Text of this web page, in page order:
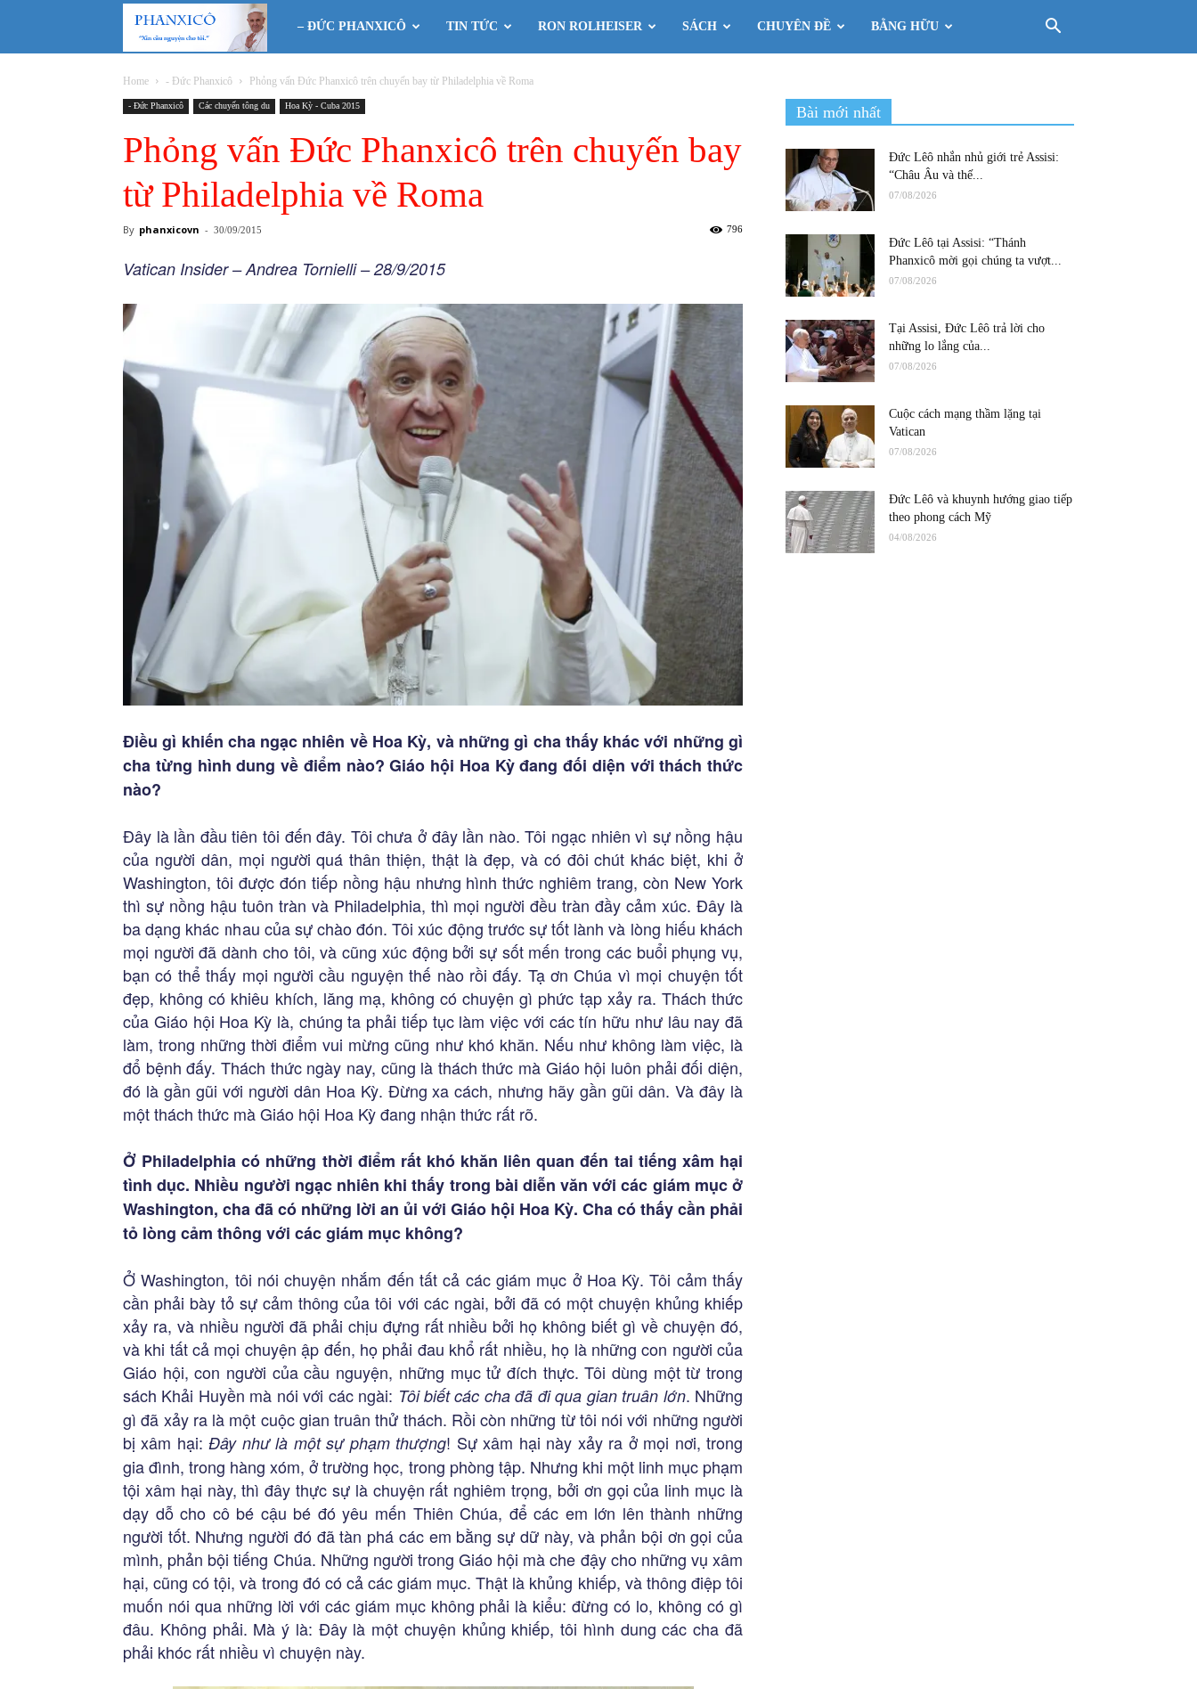
Phanxicô
– ĐỨC PHANXICÔ TIN TỨC RON ROLHEISER SÁCH CHUYÊN ĐỀ BẰNG HỮU
Home - Đức Phanxicô Phỏng vấn Đức Phanxicô trên chuyến bay từ Philadelphia về Roma
- Đức Phanxicô Các chuyến tông du Hoa Kỳ - Cuba 2015
Phỏng vấn Đức Phanxicô trên chuyến bay
từ Philadelphia về Roma
By phanxicovn - 30/09/2015 796
Vatican Insider – Andrea Tornielli – 28/9/2015
Điều gì khiến cha ngạc nhiên về Hoa Kỳ, và những gì cha thấy khác với những gì
cha từng hình dung về điểm nào? Giáo hội Hoa Kỳ đang đối diện với thách thức
nào?
Đây là lần đầu tiên tôi đến đây. Tôi chưa ở đây lần nào. Tôi ngạc nhiên vì sự nồng hậu
của người dân, mọi người quá thân thiện, thật là đẹp, và có đôi chút khác biệt, khi ở
Washington, tôi được đón tiếp nồng hậu nhưng hình thức nghiêm trang, còn New York
thì sự nồng hậu tuôn tràn và Philadelphia, thì mọi người đều tràn đầy cảm xúc. Đây là
ba dạng khác nhau của sự chào đón. Tôi xúc động trước sự tốt lành và lòng hiếu khách
mọi người đã dành cho tôi, và cũng xúc động bởi sự sốt mến trong các buổi phụng vụ,
bạn có thể thấy mọi người cầu nguyện thế nào rồi đấy. Tạ ơn Chúa vì mọi chuyện tốt
đẹp, không có khiêu khích, lăng mạ, không có chuyện gì phức tạp xảy ra. Thách thức
của Giáo hội Hoa Kỳ là, chúng ta phải tiếp tục làm việc với các tín hữu như lâu nay đã
làm, trong những thời điểm vui mừng cũng như khó khăn. Nếu như không làm việc, là
đổ bệnh đấy. Thách thức ngày nay, cũng là thách thức mà Giáo hội luôn phải đối diện,
đó là gần gũi với người dân Hoa Kỳ. Đừng xa cách, nhưng hãy gần gũi dân. Và đây là
một thách thức mà Giáo hội Hoa Kỳ đang nhận thức rất rõ.
Ở Philadelphia có những thời điểm rất khó khăn liên quan đến tai tiếng xâm hại
tình dục. Nhiều người ngạc nhiên khi thấy trong bài diễn văn với các giám mục ở
Washington, cha đã có những lời an ủi với Giáo hội Hoa Kỳ. Cha có thấy cần phải
tỏ lòng cảm thông với các giám mục không?
Ở Washington, tôi nói chuyện nhắm đến tất cả các giám mục ở Hoa Kỳ. Tôi cảm thấy
cần phải bày tỏ sự cảm thông của tôi với các ngài, bởi đã có một chuyện khủng khiếp
xảy ra, và nhiều người đã phải chịu đựng rất nhiều bởi họ không biết gì về chuyện đó,
và khi tất cả mọi chuyện ập đến, họ phải đau khổ rất nhiều, họ là những con người của
Giáo hội, con người của cầu nguyện, những mục tử đích thực. Tôi dùng một từ trong
sách Khải Huyền mà nói với các ngài: Tôi biết các cha đã đi qua gian truân lớn. Những
gì đã xảy ra là một cuộc gian truân thử thách. Rồi còn những từ tôi nói với những người
bị xâm hại:Đây như là một sự phạm thượng! Sự xâm hại này xảy ra ở mọi nơi, trong
gia đình, trong hàng xóm, ở trường học, trong phòng tập. Nhưng khi một linh mục phạm
tội xâm hại này, thì đây thực sự là chuyện rất nghiêm trọng, bởi ơn gọi của linh mục là
dạy dỗ cho cô bé cậu bé đó yêu mến Thiên Chúa, để các em lớn lên thành những
người tốt. Nhưng người đó đã tàn phá các em bằng sự dữ này, và phản bội ơn gọi của
mình, phản bội tiếng Chúa. Những người trong Giáo hội mà che đậy cho những vụ xâm
hại, cũng có tội, và trong đó có cả các giám mục. Thật là khủng khiếp, và thông điệp tôi
muốn nói qua những lời với các giám mục không phải là kiểu: đừng có lo, không có gì
đâu. Không phải. Mà ý là: Đây là một chuyện khủng khiếp, tôi hình dung các cha đã
phải khóc rất nhiều vì chuyện này.
Bài mới nhất
Đức Lêô nhắn nhủ giới trẻ Assisi:
“Châu Âu và thế...
07/08/2026
Đức Lêô tại Assisi: “Thánh
Phanxicô mời gọi chúng ta vượt...
07/08/2026
Tại Assisi, Đức Lêô trả lời cho
những lo lắng của...
07/08/2026
Cuộc cách mạng thầm lặng tại
Vatican
07/08/2026
Đức Lêô và khuynh hướng giao tiếp
theo phong cách Mỹ
04/08/2026